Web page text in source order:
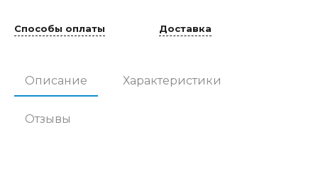
Способы оплаты Доставка
Описание Характеристики
Отзывы